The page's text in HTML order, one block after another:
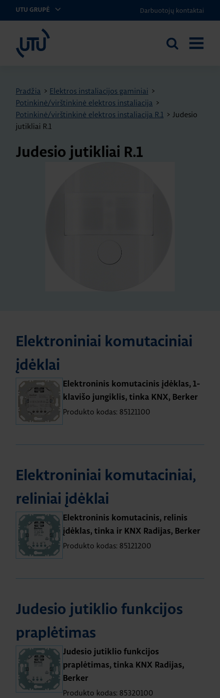
UTU GRUPĖ Darbuotojų kontaktai
UTU Lithuania
Ieškoti
Pradžia > Elektros instaliacijos gaminiai >
Potinkinė/virštinkinė elektros instaliacija >
Potinkinė/virštinkinė elektros instaliacija R.1 > Judesio
jutikliai R.1
Judesio jutikliai R.1
Elektroniniai komutaciniai
įdėklai
Elektroninis komutacinis įdėklas, 1-
klavišo jungiklis, tinka KNX, Berker
Produkto kodas: 85121100
Elektroniniai komutaciniai,
reliniai įdėklai
Elektroninis komutacinis, relinis
įdėklas, tinka ir KNX Radijas, Berker
Produkto kodas: 85121200
Judesio jutiklio funkcijos
praplėtimas
Judesio jutiklio funkcijos
praplėtimas, tinka KNX Radijas,
Berker
Produkto kodas: 85320100